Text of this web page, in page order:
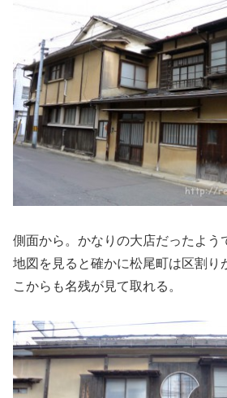
側面から。かなりの大店だったよう
地図を見ると確かに松尾町は区割り
こからも名残が見て取れる。